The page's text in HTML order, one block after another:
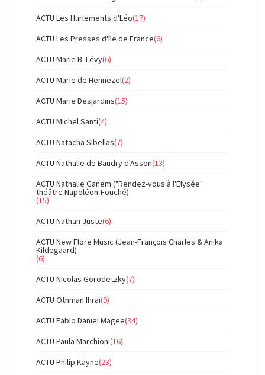
ACTU Les Hurlements d'Léo(17)
ACTU Les Presses d'île de France(6)
ACTU Marie B. Lévy(6)
ACTU Marie de Hennezel(2)
ACTU Marie Desjardins(15)
ACTU Michel Santi(4)
ACTU Natacha Sibellas(7)
ACTU Nathalie de Baudry d'Asson(13)
ACTU Nathalie Ganem ("Rendez-vous à l'Elysée"
théâtre Napoléon-Fouché)
(15)
ACTU Nathan Juste(6)
ACTU New Flore Music (Jean-François Charles & Anika
Kildegaard)
(6)
ACTU Nicolas Gorodetzky(7)
ACTU Othman Ihraï(9)
ACTU Pablo Daniel Magee(34)
ACTU Paula Marchioni(16)
ACTU Philip Kayne(23)